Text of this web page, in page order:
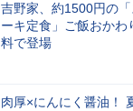
吉野家、約1500円の「
ーキ定食」ご飯おかわ
料で登場
肉厚×にんにく醤油！